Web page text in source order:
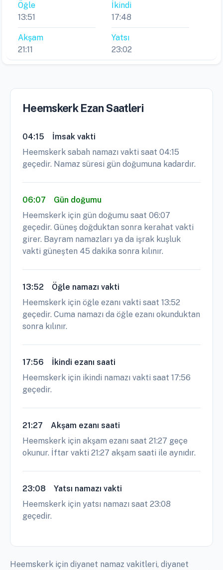
Öğle
13:51
İkindi
17:48
Akşam
21:11
Yatsı
23:02
Heemskerk Ezan Saatleri
04:15
İmsak vakti
Heemskerk sabah namazı vakti saat 04:15
geçedir. Namaz süresi gün doğumuna kadardır.
06:07
Gün doğumu
Heemskerk için gün doğumu saat 06:07
geçedir. Güneş doğduktan sonra kerahat vakti
girer. Bayram namazları ya da işrak kuşluk
vakti güneşten 45 dakika sonra kılınır.
13:52
Öğle namazı vakti
Heemskerk için öğle ezanı vakti saat 13:52
geçedir. Cuma namazı da öğle ezanı okunduktan
sonra kılınır.
17:56
İkindi ezanı saati
Heemskerk için ikindi namazı vakti saat 17:56
geçedir.
21:27
Akşam ezanı saati
Heemskerk için akşam ezanı saat 21:27 geçe
okunur. İftar vakti 21:27 akşam saati ile aynıdır.
23:08
Yatsı namazı vakti
Heemskerk için yatsı namazı saat 23:08
geçedir.
Heemskerk için diyanet namaz vakitleri, diyanet